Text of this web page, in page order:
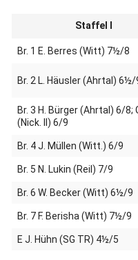
Staffel I
Br. 1 E. Berres (Witt) 7½/8
Br. 2 L. Häusler (Ahrtal) 6½/
Br. 3 H. Bürger (Ahrtal) 6/8;
(Nick. II) 6/9
Br. 4 J. Müllen (Witt.) 6/9
Br. 5 N. Lukin (Reil) 7/9
Br. 6 W. Becker (Witt) 6½/9
Br. 7 F. Berisha (Witt) 7½/9
E J. Hühn (SG TR) 4½/5